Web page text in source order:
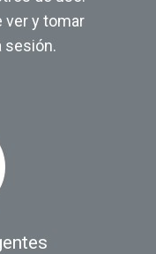
ver y tomar
sesión.